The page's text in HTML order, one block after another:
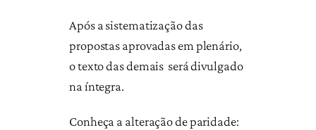
Após a sistematização das
propostas aprovadas em plenário,
o texto das demais será divulgado
na íntegra.
Conheça a alteração de paridade: